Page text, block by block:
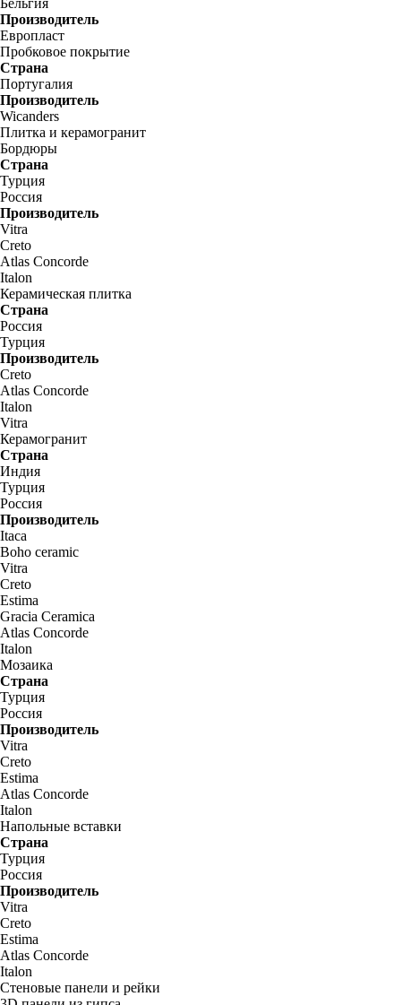
Бельгия
Производитель
Европласт
Пробковое покрытие
Страна
Португалия
Производитель
Wicanders
Плитка и керамогранит
Бордюры
Страна
Турция
Россия
Производитель
Vitra
Creto
Atlas Concorde
Italon
Керамическая плитка
Страна
Россия
Турция
Производитель
Creto
Atlas Concorde
Italon
Vitra
Керамогранит
Страна
Индия
Турция
Россия
Производитель
Itaca
Boho ceramic
Vitra
Creto
Estima
Gracia Ceramica
Atlas Concorde
Italon
Мозаика
Страна
Турция
Россия
Производитель
Vitra
Creto
Estima
Atlas Concorde
Italon
Напольные вставки
Страна
Турция
Россия
Производитель
Vitra
Creto
Estima
Atlas Concorde
Italon
Стеновые панели и рейки